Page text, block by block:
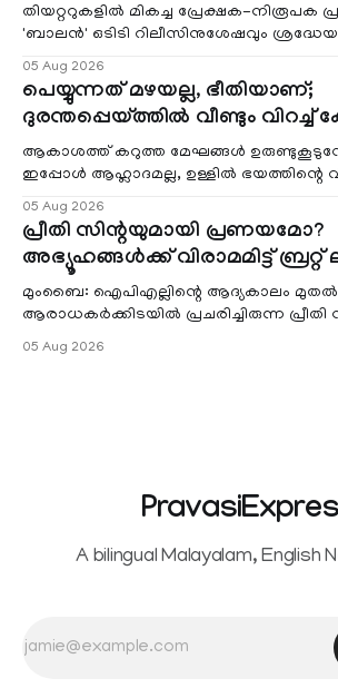
തിയറ്ററുകളിൽ മികച്ച പ്രേക്ഷക-നിരൂപക
'ബാലൻ' ഒടിടി റിലീസിനുശേഷവും
05 Aug 2026
പെയ്യുന്നത് മഴയല്ല, ഭീതിയാണ്;
ദുരന്തപ്പെയ്ത്തിൽ വീണ്ടും വിറച്ച്
ആകാശത്ത് കറുത്ത മേഘങ്ങൾ
ഇപ്പോൾ ആഹ്ലാദമല്ല, ഉള്ളിൽ ഭയത്തിന്റെ
05 Aug 2026
പ്രീതി സിന്റയുമായി പ്രണയമോ?
അഭ്യൂഹങ്ങൾക്ക് വിരാമമിട്ട് ബ്രറ്റ്
മുംബൈ: ഐപിഎല്ലിന്റെ ആദ്യകാലം മുതൽ
ആരാധകർക്കിടയിൽ പ്രചരിച്ചിരുന്ന
05 Aug 2026
A bilingual Malayalam, English